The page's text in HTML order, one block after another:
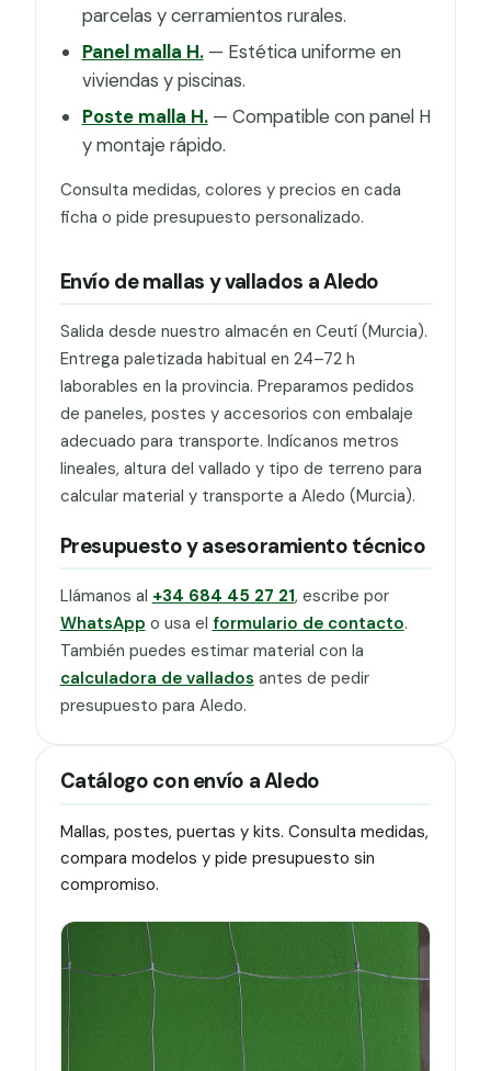
parcelas y cerramientos rurales.
Panel malla H.— Estética uniforme en
viviendas y piscinas.
Poste malla H.— Compatible con panel H
y montaje rápido.
Consulta medidas, colores y precios en cada
ficha o pide presupuesto personalizado.
Envío de mallas y vallados a Aledo
Salida desde nuestro almacén en Ceutí (Murcia).
Entrega paletizada habitual en 24–72 h
laborables en la provincia. Preparamos pedidos
de paneles, postes y accesorios con embalaje
adecuado para transporte. Indícanos metros
lineales, altura del vallado y tipo de terreno para
calcular material y transporte a Aledo (Murcia).
Presupuesto y asesoramiento técnico
Llámanos al +34 684 45 27 21, escribe por
WhatsApp o usa el formulario de contacto.
También puedes estimar material con la
calculadora de vallados antes de pedir
presupuesto para Aledo.
Catálogo con envío a Aledo
Mallas, postes, puertas y kits. Consulta medidas,
compara modelos y pide presupuesto sin
compromiso.